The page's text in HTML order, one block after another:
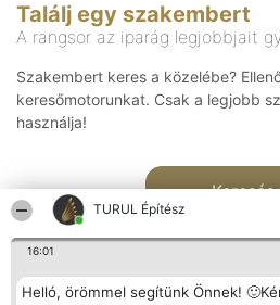
TURUL Építész
16:01
Helló, örömmel segítünk Önnek!
Találj egy szakembert
A rangsor az iparág legjobbjait
Szakembert keres a közelébe?
keresőmotorunkat. Csak a legjobb
használja!
Keresés